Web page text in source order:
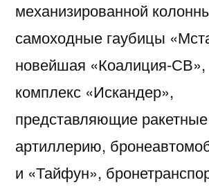
механизированной
самоходные гаубицы
новейшая «Коалиция-СВ»,
комплекс «Искандер»,
представляющие
артиллерию,
и «Тайфун»,